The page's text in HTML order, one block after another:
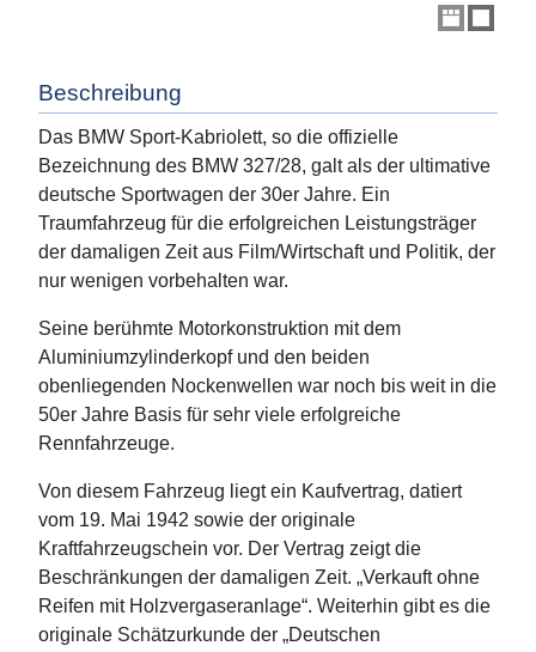
Beschreibung
Das BMW Sport-Kabriolett, so die offizielle
Bezeichnung des BMW 327/28, galt als der ultimative
deutsche Sportwagen der 30er Jahre. Ein
Traumfahrzeug für die erfolgreichen Leistungsträger
der damaligen Zeit aus Film/Wirtschaft und Politik, der
nur wenigen vorbehalten war.
Seine berühmte Motorkonstruktion mit dem
Aluminiumzylinderkopf und den beiden
obenliegenden Nockenwellen war noch bis weit in die
50er Jahre Basis für sehr viele erfolgreiche
Rennfahrzeuge.
Von diesem Fahrzeug liegt ein Kaufvertrag, datiert
vom 19. Mai 1942 sowie der originale
Kraftfahrzeugschein vor. Der Vertrag zeigt die
Beschränkungen der damaligen Zeit. „Verkauft ohne
Reifen mit Holzvergaseranlage“. Weiterhin gibt es die
originale Schätzurkunde der „Deutschen